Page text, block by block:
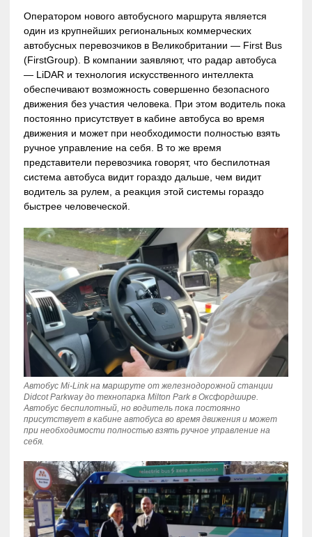
Оператором нового автобусного маршрута является
один из крупнейших региональных коммерческих
автобусных перевозчиков в Великобритании — First Bus
(FirstGroup). В компании заявляют, что радар автобуса
— LiDAR и технология искусственного интеллекта
обеспечивают возможность совершенно безопасного
движения без участия человека. При этом водитель пока
постоянно присутствует в кабине автобуса во время
движения и может при необходимости полностью взять
ручное управление на себя. В то же время
представители перевозчика говорят, что беспилотная
система автобуса видит гораздо дальше, чем видит
водитель за рулем, а реакция этой системы гораздо
быстрее человеческой.
Автобус Mi-Link на маршруте от железнодорожной станции
Didcot Parkway до технопарка Milton Park в Оксфордшире.
Автобус беспилотный, но водитель пока постоянно
присутствует в кабине автобуса во время движения и может
при необходимости полностью взять ручное управление на
себя.